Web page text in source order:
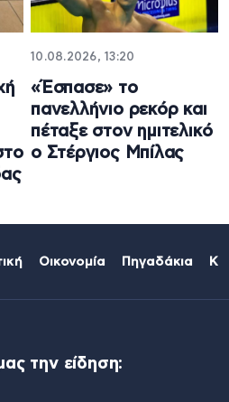
10.08.2026, 13:20
«Έσπασε» το
πανελλήνιο ρεκόρ και
πέταξε στον ημιτελικό
ο Στέργιος Μπίλας
Οικονομία Πηγαδάκια
την είδηση: